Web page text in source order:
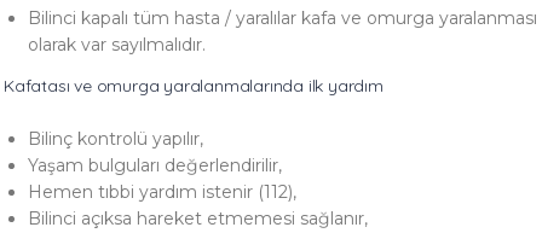
Bilinci kapalı tüm hasta / yaralılar kafa ve omurga yaralanması
olarak var sayılmalıdır.
Kafatası ve omurga yaralanmalarında ilk yardım
Bilinç kontrolü yapılır,
Yaşam bulguları değerlendirilir,
Hemen tıbbi yardım istenir (112),
Bilinci açıksa hareket etmemesi sağlanır,